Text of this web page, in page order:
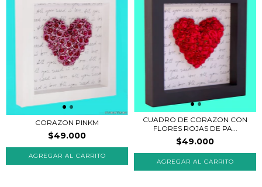
CORAZON PINKM
$49.000
AGREGAR AL CARRITO
CUADRO DE CORAZON CON
FLORES ROJAS DE PA...
$49.000
AGREGAR AL CARRITO